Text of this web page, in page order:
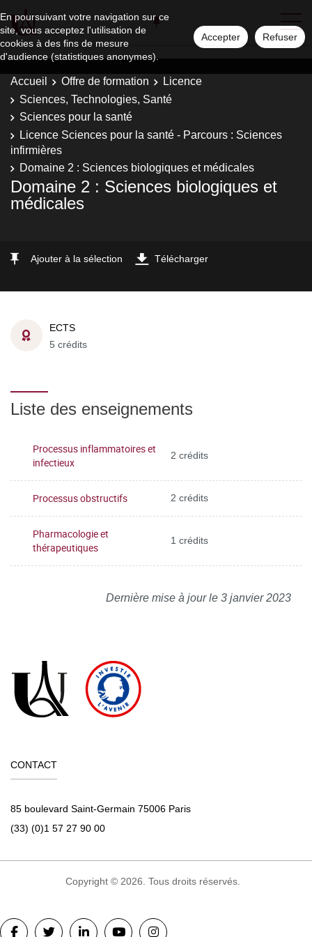
En poursuivant votre navigation sur ce
site, vous acceptez l'utilisation de
cookies à des fins de mesure
d'audience (statistiques anonymes).
Accepter Refuser
Accueil Offre de formation
Licence
Sciences, Technologies, Santé
Sciences pour la santé
Licence Sciences pour la santé - Parcours : Sciences
infirmières
Domaine 2 : Sciences biologiques et médicales
Domaine 2 : Sciences biologiques et
médicales
Ajouter à la sélection Télécharger
ECTS
5 crédits
Liste des enseignements
Processus inflammatoires et
infectieux
2 crédits
Processus obstructifs 2 crédits
Pharmacologie et
thérapeutiques
1 crédits
Dernière mise à jour le 3 janvier 2023
CONTACT
85 boulevard Saint-Germain 75006 Paris
(33) (0)1 57 27 90 00
Copyright © 2026. Tous droits réservés.